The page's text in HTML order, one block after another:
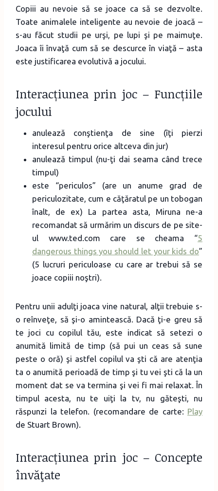
Copiii au nevoie să se joace ca să se dezvolte.
Toate animalele inteligente au nevoie de joacă –
s-au făcut studii pe urşi, pe lupi şi pe maimuţe.
Joaca îi învaţă cum să se descurce în viaţă – asta
este justificarea evolutivă a jocului.
Interacțiunea prin joc – Funcțiile
jocului
anulează conştienţa de sine (îţi pierzi
interesul pentru orice altceva din jur)
anulează timpul (nu-ţi dai seama când trece
timpul)
este “periculos” (are un anume grad de
periculozitate, cum e căţăratul pe un tobogan
înalt, de ex) La partea asta, Miruna ne-a
recomandat să urmărim un discurs de pe site-
ul www.ted.com care se cheama “5
dangerous things you should let your kids do”
(5 lucruri periculoase cu care ar trebui să se
joace copiii noştri).
Pentru unii adulţi joaca vine natural, alţii trebuie s-
o reînveţe, să şi-o amintească. Dacă ţi-e greu să
te joci cu copilul tău, este indicat să setezi o
anumită limită de timp (să pui un ceas să sune
peste o oră) şi astfel copilul va şti că are atenţia
ta o anumită perioadă de timp şi tu vei şti că la un
moment dat se va termina şi vei fi mai relaxat. În
timpul acesta, nu te uiţi la tv, nu găteşti, nu
răspunzi la telefon. (recomandare de carte: Play
de Stuart Brown).
Interacțiunea prin joc – Concepte
învăţate